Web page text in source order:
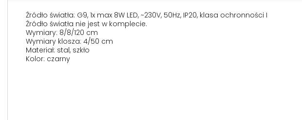
Źródło światła: G9, 1x max 8W LED, ~230V, 50Hz, IP20, klasa ochronności I
Źródło światła nie jest w komplecie.
Wymiary: 8/8/120 cm
Wymiary klosza: 4/50 cm
Materiał: stal, szkło
Kolor: czarny